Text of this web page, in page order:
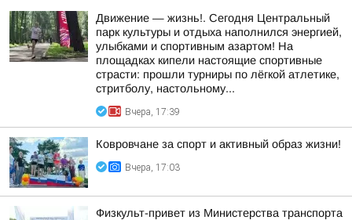
Движение — жизнь!. Сегодня Центральный
парк культуры и отдыха наполнился энергией,
улыбками и спортивным азартом! На
площадках кипели настоящие спортивные
страсти: прошли турниры по лёгкой атлетике,
стритболу, настольному...
Вчера, 17:39
Ковровчане за спорт и активный образ жизни!
Вчера, 17:03
Физкульт-привет из Министерства транспорта